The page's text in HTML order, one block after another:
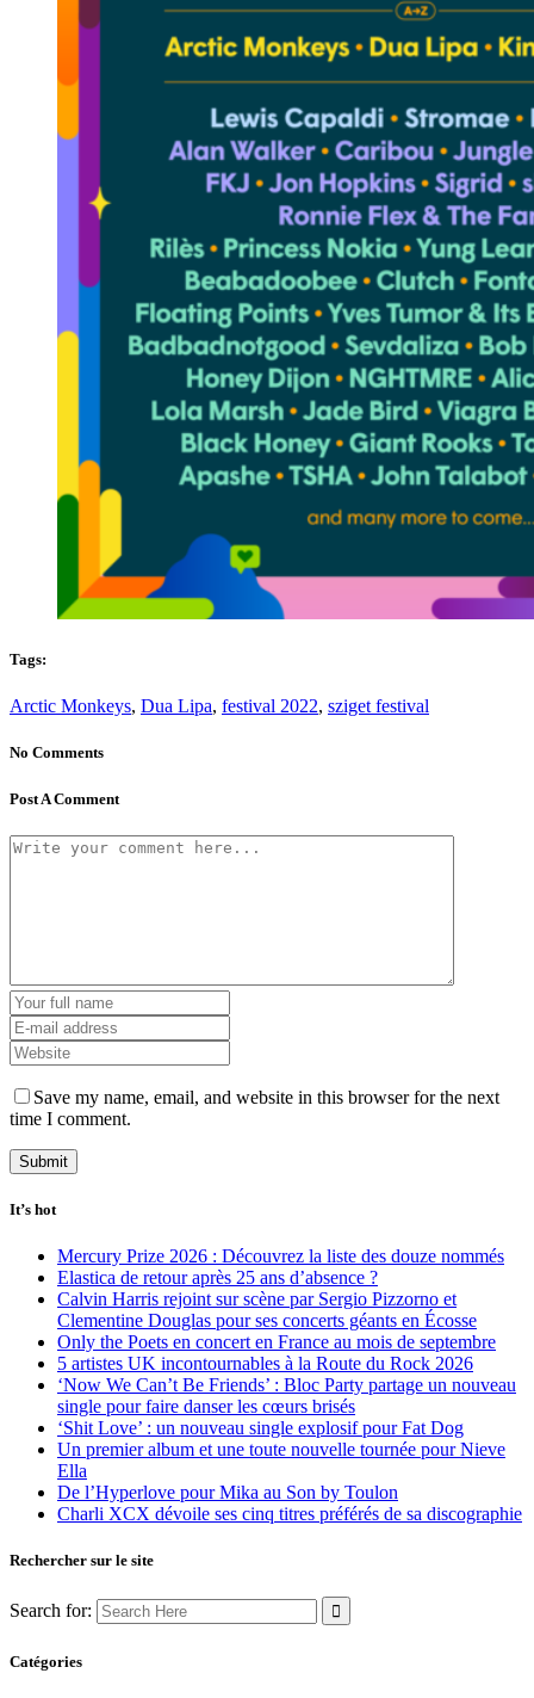
Tags:
Arctic Monkeys, Dua Lipa, festival 2022, sziget festival
No Comments
Post A Comment
Save my name, email, and website in this browser for the next
time I comment.
It’s hot
Mercury Prize 2026 : Découvrez la liste des douze nommés
Elastica de retour après 25 ans d’absence ?
Calvin Harris rejoint sur scène par Sergio Pizzorno et
Clementine Douglas pour ses concerts géants en Écosse
Only the Poets en concert en France au mois de septembre
5 artistes UK incontournables à la Route du Rock 2026
‘Now We Can’t Be Friends’ : Bloc Party partage un nouveau
single pour faire danser les cœurs brisés
‘Shit Love’ : un nouveau single explosif pour Fat Dog
Un premier album et une toute nouvelle tournée pour Nieve
Ella
De l’Hyperlove pour Mika au Son by Toulon
Charli XCX dévoile ses cinq titres préférés de sa discographie
Rechercher sur le site
Search for:
Catégories